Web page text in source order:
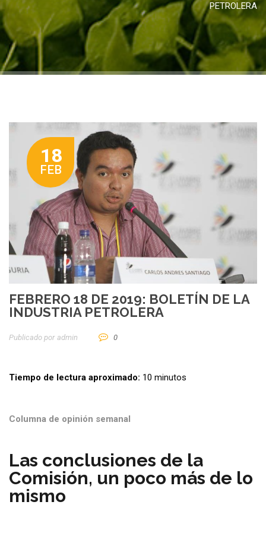
PETROLERA
18
FEB
FEBRERO 18 DE 2019: BOLETÍN DE LA
INDUSTRIA PETROLERA
Publicado por Admin 0
Tiempo de lectura aproximado: 10 minutos
Columna de opinión semanal
Las conclusiones de la
Comisión, un poco más de lo
mismo